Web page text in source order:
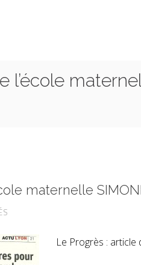
l’école
maternelle
Le Progrès :